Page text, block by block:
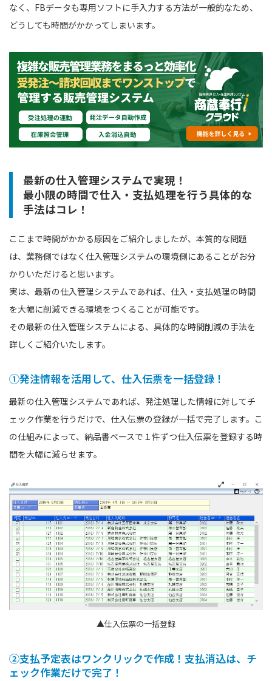
なく、FBデータも専用ソフトに手入力する方法が一般的なため、
どうしても時間がかかってしまいます。
最新の仕入管理システムで実現！
最小限の時間で仕入・支払処理を行う具体的な
手法はコレ！
ここまで時間がかかる原因をご紹介しましたが、本質的な問題
は、業務側ではなく仕入管理システムの環境側にあることがお分
かりいただけると思います。
実は、最新の仕入管理システムであれば、仕入・支払処理の時間
を大幅に削減できる環境をつくることが可能です。
その最新の仕入管理システムによる、具体的な時間削減の手法を
詳しくご紹介いたします。
①発注情報を活用して、仕入伝票を一括登録！
最新の仕入管理システムであれば、発注処理した情報に対してチ
ェック作業を行うだけで、仕入伝票の登録が一括で完了します。こ
の仕組みによって、納品書ベースで１件ずつ仕入伝票を登録する時
間を大幅に減らせます。
▲仕入伝票の一括登録
②支払予定表はワンクリックで作成！支払消込は、チ
ェック作業だけで完了！